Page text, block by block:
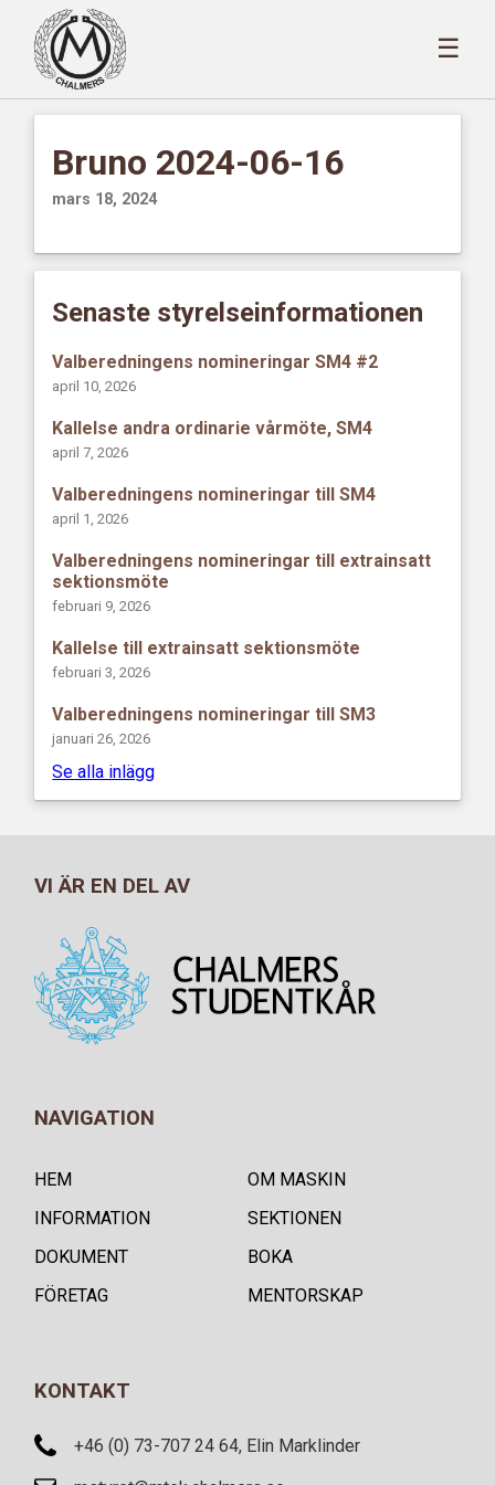
☰
Bruno 2024-06-16
mars 18, 2024
Senaste styrelseinformationen
Valberedningens nomineringar SM4 #2
april 10, 2026
Kallelse andra ordinarie vårmöte, SM4
april 7, 2026
Valberedningens nomineringar till SM4
april 1, 2026
Valberedningens nomineringar till extrainsatt
sektionsmöte
februari 9, 2026
Kallelse till extrainsatt sektionsmöte
februari 3, 2026
Valberedningens nomineringar till SM3
januari 26, 2026
Se alla inlägg
VI ÄR EN DEL AV
NAVIGATION
HEM
OM MASKIN
INFORMATION
SEKTIONEN
DOKUMENT
BOKA
FÖRETAG
MENTORSKAP
KONTAKT
+46 (0) 73-707 24 64, Elin Marklinder